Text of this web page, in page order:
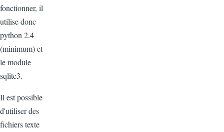
fonctionner, il
utilise donc
python 2.4
(minimum) et
le module
sqlite3.
Il est possible
d'utiliser des
fichiers texte